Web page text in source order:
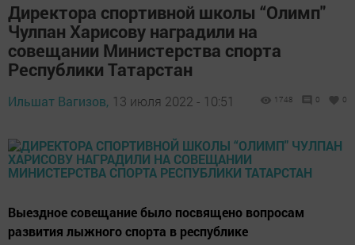
Директора спортивной школы “Олимп"
Чулпан Харисову наградили на
совещании Министерства спорта
Республики Татарстан
Ильшат Вагизов, 13 июля 2022 - 10:51 1748 0 0
Выездное совещание было посвящено вопросам
развития лыжного спорта в республике